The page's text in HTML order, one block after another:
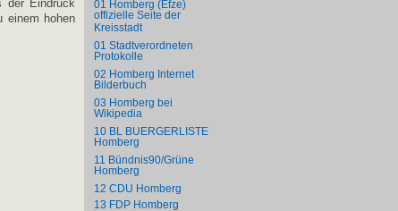
der Eindruck
einem hohen
01 Homberg (Efze)
offizielle Seite der
Kreisstadt
01 Stadtverordneten
Protokolle
02 Homberg Internet
Bilderbuch
03 Homberg bei
Wikipedia
10 BL BUERGERLISTE
Homberg
11 Bündnis90/Grüne
Homberg
12 CDU Homberg
13 FDP Homberg